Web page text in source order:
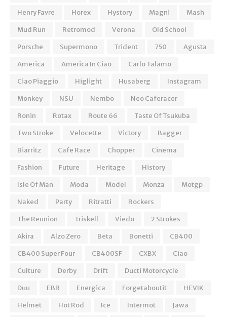
Henry Favre
Horex Hystory Magni
Mash
Mud Run
Retromod Verona
Old School
Porsche
Supermono Trident 750
Agusta
America
America In Ciao
Carlo Talamo
Ciao Piaggio
Higlight Husaberg
Instagram
Monkey
NSU Nembo
Neo Caferacer
Ronin
Rotax Route 66
Taste Of Tsukuba
Two Stroke
Velocette Victory
Bagger
Biarritz
Cafe Race Chopper
Cinema
Fashion
Future Heritage
History
Isle Of Man
Moda Model Monza
Motgp
Naked
Party Ritratti
Rockers
The Reunion
Triskell Viedo
2 Strokes
Akira
Alzo Zero Beta Bonetti
CB400
CB400 Super Four
CB400SF CXBX
Ciao
Culture
Derby Drift
Ducti Motorcycle
Duu
EBR Energica Forgetaboutit
HEVIK
Helmet
Hot Rod Ice Intermot
Jawa